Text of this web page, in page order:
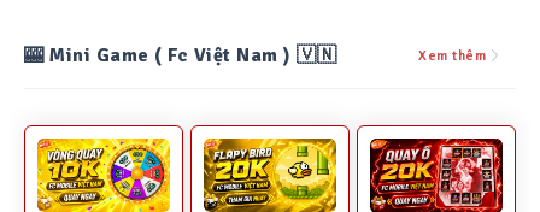
🎰 Mini Game ( Fc Việt Nam ) 🇻🇳 Xem thêm